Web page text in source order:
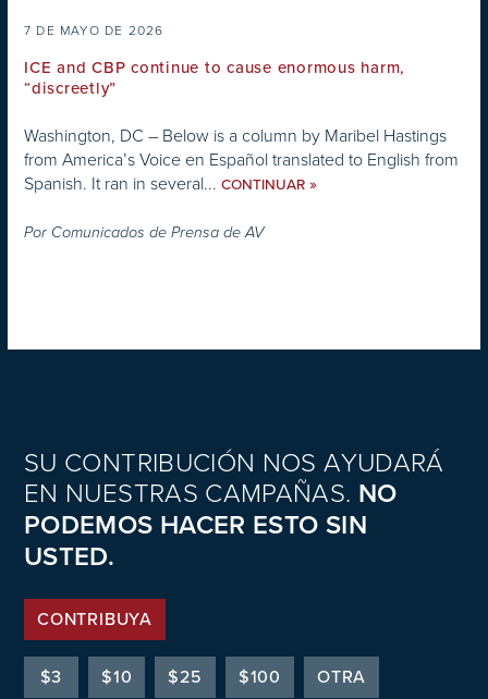
7 DE MAYO DE 2026
ICE and CBP continue to cause enormous harm,
“discreetly”
Washington, DC – Below is a column by Maribel Hastings
from America’s Voice en Español translated to English from
Spanish. It ran in several... CONTINUAR »
Por Comunicados de Prensa de AV
SU CONTRIBUCIÓN NOS AYUDARÁ
EN NUESTRAS CAMPAÑAS. NO
PODEMOS HACER ESTO SIN
USTED.
CONTRIBUYA
$3 $10 $25 $100 OTRA